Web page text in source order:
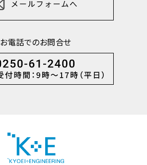
お電話でのお問合せ